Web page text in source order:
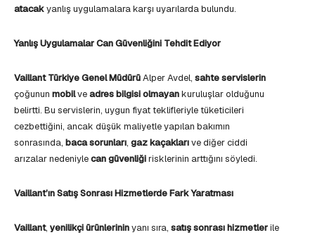
atacakyanlış uygulamalara karşı uyarılarda bulundu.
Yanlış Uygulamalar Can Güvenliğini Tehdit Ediyor
Vaillant Türkiye Genel MüdürüAlper Avdel, sahte servislerin
çoğunun mobilveadres bilgisi olmayankuruluşlar olduğunu
belirtti. Bu servislerin, uygun fiyat teklifleriyle tüketicileri
cezbettiğini, ancak düşük maliyetle yapılan bakımın
sonrasında, baca sorunları, gaz kaçaklarıve diğer ciddi
arızalar nedeniylecan güvenliğirisklerinin arttığını söyledi.
Vaillant’ın Satış Sonrası Hizmetlerde Fark Yaratması
Vaillant, yenilikçi ürünlerininyanı sıra, satış sonrası hizmetlerile